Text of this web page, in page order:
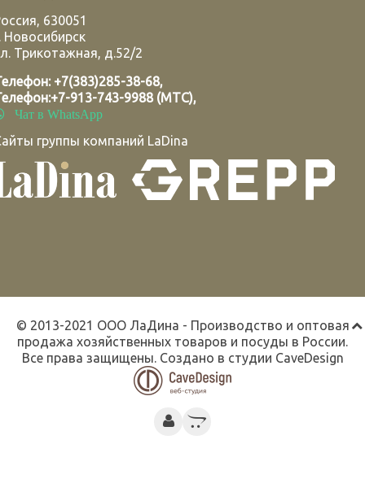
, 630051
Новосибирск
Трикотажная, д.52/2
+7(383)285-38-68,
+7-913-743-9988 (МТС),
Чат в WhatsApp
группы компаний LaDina
© 2013-2021 ООО ЛаДина - Производство и оптовая
продажа хозяйственных товаров и посуды в России.
Все права защищены. Создано в студии CaveDesign